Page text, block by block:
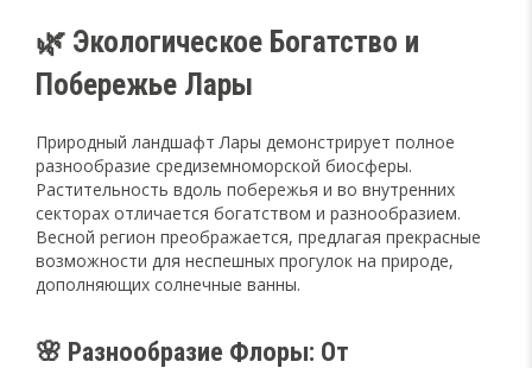
🌿 Экологическое Богатство и
Побережье Лары
Природный ландшафт Лары демонстрирует полное
разнообразие средиземноморской биосферы.
Растительность вдоль побережья и во внутренних
секторах отличается богатством и разнообразием.
Весной регион преображается, предлагая прекрасные
возможности для неспешных прогулок на природе,
дополняющих солнечные ванны.
🌸 Разнообразие Флоры: От